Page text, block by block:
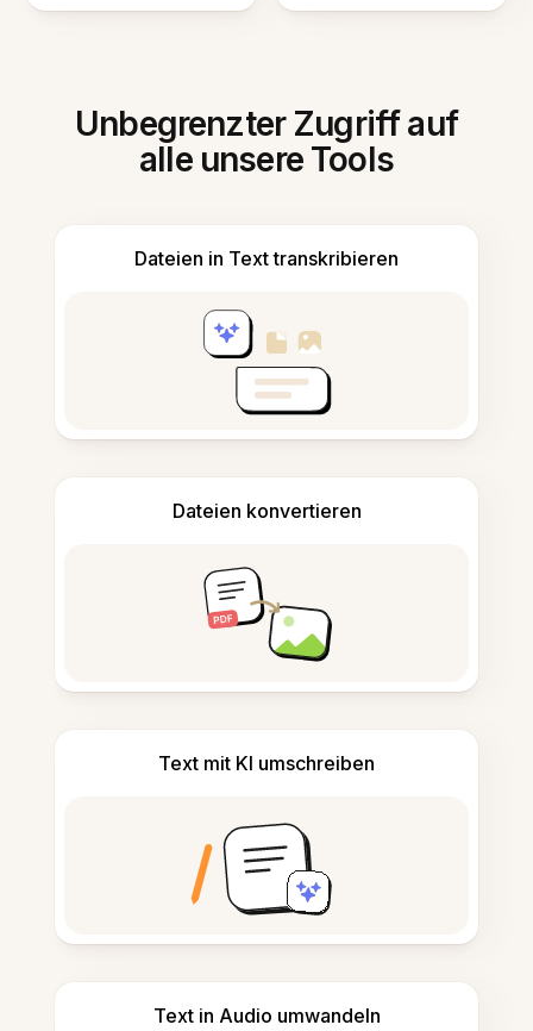
Unbegrenzter Zugriff auf
alle unsere Tools
Dateien in Text transkribieren
Dateien konvertieren
Text mit KI umschreiben
Text in Audio umwandeln